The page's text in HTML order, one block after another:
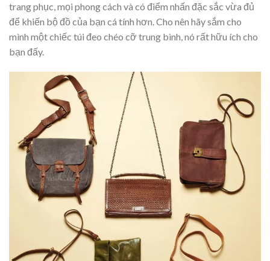
trang phục, mọi phong cách và có điểm nhấn đặc sắc vừa đủ
để khiến bộ đồ của bạn cá tính hơn. Cho nên hãy sắm cho
mình một chiếc túi đeo chéo cỡ trung bình, nó rất hữu ích cho
bạn đấy.